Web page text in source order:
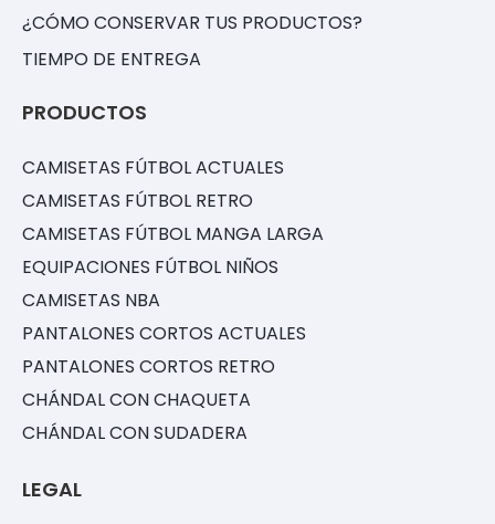
¿CÓMO CONSERVAR TUS PRODUCTOS?
TIEMPO DE ENTREGA
PRODUCTOS
CAMISETAS FÚTBOL ACTUALES
CAMISETAS FÚTBOL RETRO
CAMISETAS FÚTBOL MANGA LARGA
EQUIPACIONES FÚTBOL NIÑOS
CAMISETAS NBA
PANTALONES CORTOS ACTUALES
PANTALONES CORTOS RETRO
CHÁNDAL CON CHAQUETA
CHÁNDAL CON SUDADERA
LEGAL